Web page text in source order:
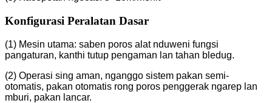
Konfigurasi Peralatan Dasar
(1) Mesin utama: saben poros alat nduweni fungsi
pangaturan, kanthi tutup pengaman lan tahan bledug.
(2) Operasi sing aman, nganggo sistem pakan semi-
otomatis, pakan otomatis rong poros penggerak ngarep lan
mburi, pakan lancar.